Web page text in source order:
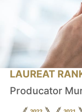
LAUREAT
Producator